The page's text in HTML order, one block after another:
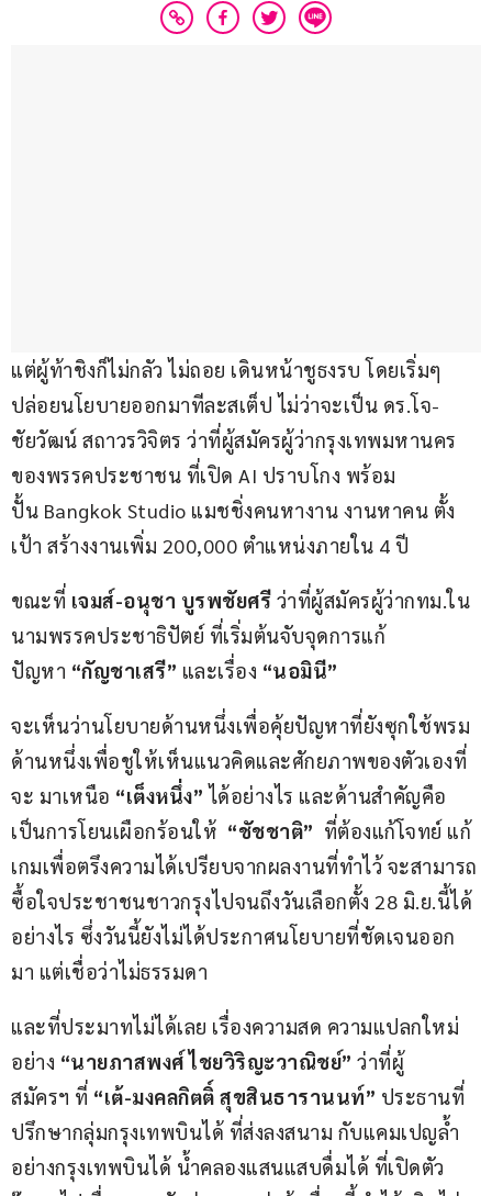
แต่ผู้ท้าชิงก็ไม่กลัว ไม่ถอย เดินหน้าชูธงรบ โดยเริ่มๆ
ปล่อยนโยบายออกมาทีละสเต็ป ไม่ว่าจะเป็น ดร.โจ-
ชัยวัฒน์ สถาวรวิจิตร ว่าที่ผู้สมัครผู้ว่ากรุงเทพมหานคร
ของพรรคประชาชน ที่เปิด AI ปราบโกง พร้อม
ปั้น Bangkok Studio แมชชิ่งคนหางาน งานหาคน ตั้ง
เป้า สร้างงานเพิ่ม 200,000 ตำแหน่งภายใน 4 ปี
ขณะที่ เจมส์-อนุชา บูรพชัยศรี ว่าที่ผู้สมัครผู้ว่ากทม.ใน
นามพรรคประชาธิปัตย์ ที่เริ่มต้นจับจุดการแก้
ปัญหา “กัญชาเสรี” และเรื่อง “นอมินี”
จะเห็นว่านโยบายด้านหนึ่งเพื่อคุ้ยปัญหาที่ยังซุกใช้พรม
ด้านหนึ่งเพื่อชูให้เห็นแนวคิดและศักยภาพของตัวเองที่
จะ มาเหนือ “เต็งหนึ่ง” ได้อย่างไร และด้านสำคัญคือ
เป็นการโยนเผือกร้อนให้ “ชัชชาติ” ที่ต้องแก้โจทย์ แก้
เกมเพื่อตรึงความได้เปรียบจากผลงานที่ทำไว้ จะสามารถ
ซื้อใจประชาชนชาวกรุงไปจนถึงวันเลือกตั้ง 28 มิ.ย.นี้ได้
อย่างไร ซึ่งวันนี้ยังไม่ได้ประกาศนโยบายที่ชัดเจนออก
มา แต่เชื่อว่าไม่ธรรมดา
และที่ประมาทไม่ได้เลย เรื่องความสด ความแปลกใหม่
อย่าง “นายภาสพงศ์ ไชยวิริญะวาณิชย์” ว่าที่ผู้
สมัครฯ ที่ “เต้-มงคลกิตติ์ สุขสินธารานนท์” ประธานที่
ปรึกษากลุ่มกรุงเทพบินได้ ที่ส่งลงสนาม กับแคมเปญล้ำ
อย่างกรุงเทพบินได้ น้ำคลองแสนแสบดื่มได้ ที่เปิดตัว